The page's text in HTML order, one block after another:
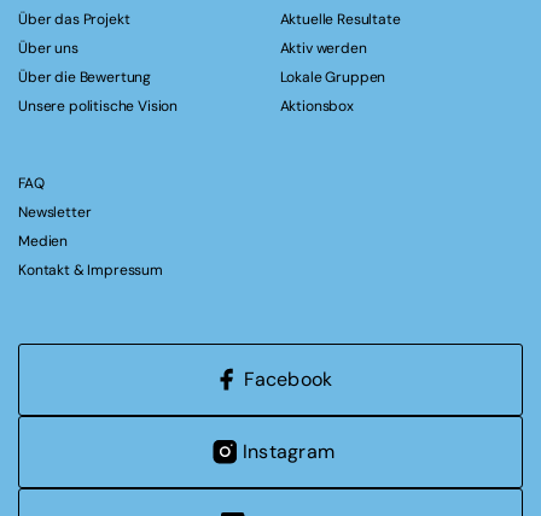
Über das Projekt
Über uns
Über die Bewertung
Unsere politische Vision
Aktuelle Resultate
Aktiv werden
Lokale Gruppen
Aktionsbox
FAQ
Newsletter
Medien
Kontakt & Impressum
Facebook
Instagram